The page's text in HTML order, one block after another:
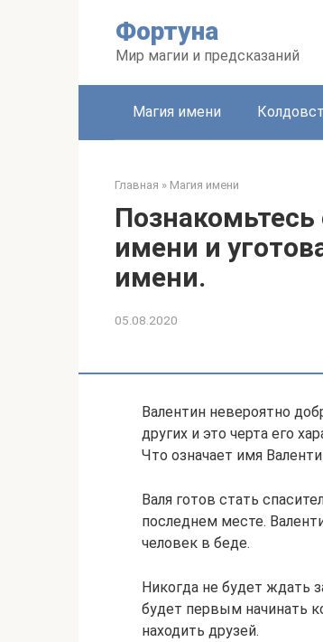
Фортуна
Мир магии и предсказаний
Магия имени
Главная » Магия имени
имени и
имени.
05.08.2020
Валентин невероятно
других и это черта его
Что означает имя
Валя готов стать
последнем месте.
человек в беде.
Никогда не будет ждать
будет первым начинать
находить друзей.